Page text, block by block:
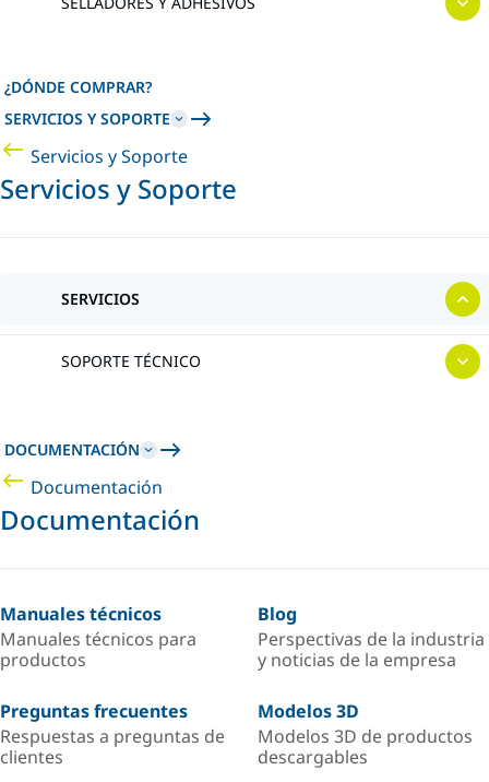
¿DÓNDE COMPRAR?
SERVICIOS Y SOPORTE
Servicios y Soporte
Servicios y Soporte
SERVICIOS
SOPORTE TÉCNICO
DOCUMENTACIÓN
Documentación
Documentación
Manuales técnicos
Manuales técnicos para
productos
Blog
Perspectivas de la industria
y noticias de la empresa
Preguntas frecuentes
Respuestas a preguntas de
clientes
Modelos 3D
Modelos 3D de productos
descargables